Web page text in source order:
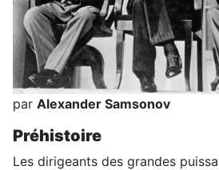
par Alexander Samsonov
Préhistoire
Les dirigeants des grandes